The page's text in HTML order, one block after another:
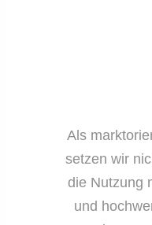
Als
setzen wir
die Nutzung
und